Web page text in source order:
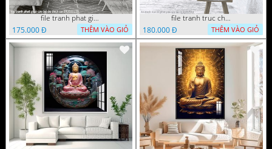
file tranh phat giao cay bo de thich ca 28092023
175.000 Đ
THÊM VÀO GIỎ
file tranh truc chi phat giao cay bo de 06062023
180.000 Đ
THÊM VÀO GIỎ